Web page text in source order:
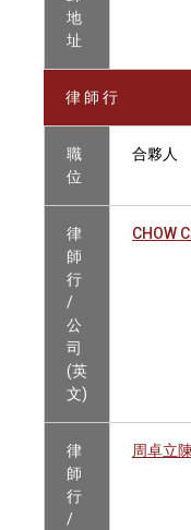
地
址
律 師 行
職
位
合夥人
律
師
行
/
公
司
(英
文)
CHOW
律
師
行
/
周卓立